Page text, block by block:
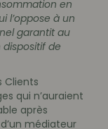
en
l’oppose à un
garantit au
de
Clients
qui n’auraient
après
médiateur